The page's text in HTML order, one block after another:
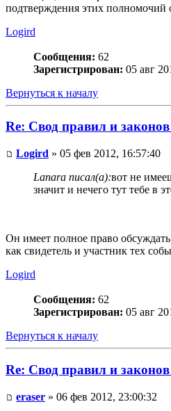
подтверждения этих полномочий
Logird
Сообщения: 62
Зарегистрирован: 05 авг
Вернуться к началу
Re: Свод правил и
Logird » 05 фев 2012, 16:57:40
Lanara писал(а):вот не
значит и нечего тут тебе в
Он имеет полное право
как свидетель и участник тех
Logird
Сообщения: 62
Зарегистрирован: 05 авг
Вернуться к началу
Re: Свод правил и
eraser » 06 фев 2012, 23:00:32